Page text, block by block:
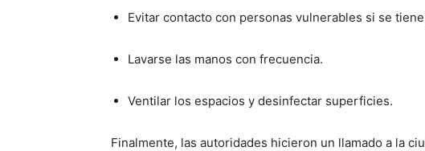
Evitar contacto con personas vulnerables si se
Lavarse las manos con frecuencia.
Ventilar los espacios y desinfectar superficies.
Finalmente, las autoridades hicieron un llamado a la